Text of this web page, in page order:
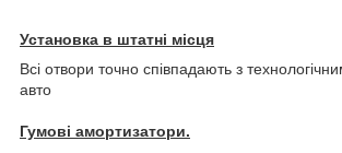
Установка в штатні місця
Всі отвори точно співпадають з
авто
Гумові амортизатори.